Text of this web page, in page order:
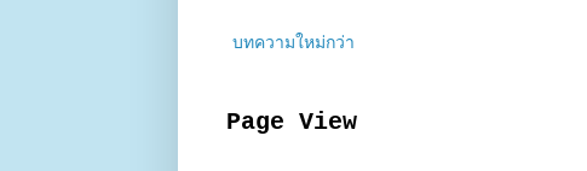
บทความใหม่กว่า
Page View